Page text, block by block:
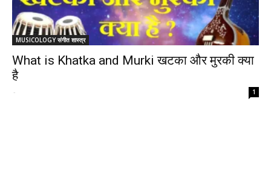
MUSICOLOGY संगीत शास्त्र
What is Khatka and Murki खटका और मुरकी क्या
है
- 1